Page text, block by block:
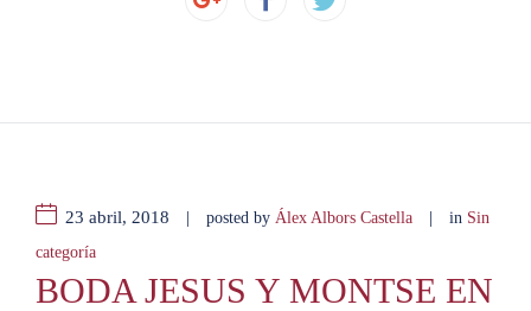
23 abril, 2018 | posted by Álex Albors Castella | in Sin
categoría
BODA JESUS Y MONTSE EN